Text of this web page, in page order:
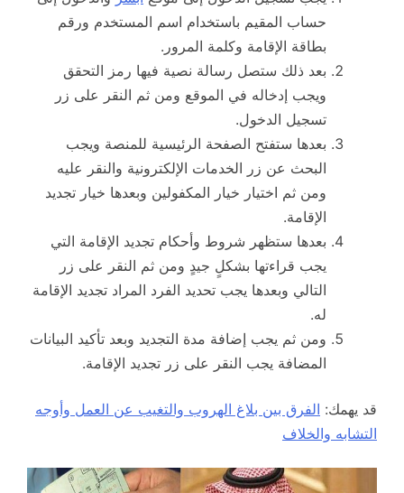
حساب المقيم باستخدام اسم المستخدم ورقم
بطاقة الإقامة وكلمة المرور.
بعد ذلك ستصل رسالة نصية فيها رمز التحقق
ويجب إدخاله في الموقع ومن ثم النقر على زر
تسجيل الدخول.
بعدها ستفتح الصفحة الرئيسية للمنصة ويجب
البحث عن زر الخدمات الإلكترونية والنقر عليه
ومن ثم اختيار خيار المكفولين وبعدها خيار تجديد
الإقامة.
بعدها ستظهر شروط وأحكام تجديد الإقامة التي
يجب قراءتها بشكلٍ جيدٍ ومن ثم النقر على زر
التالي وبعدها يجب تحديد الفرد المراد تجديد الإقامة
له.
ومن ثم يجب إضافة مدة التجديد وبعد تأكيد البيانات
المضافة يجب النقر على زر تجديد الإقامة.
قد يهمك: الفرق بين بلاغ الهروب والتغيب عن العمل وأوجه
التشابه والخلاف